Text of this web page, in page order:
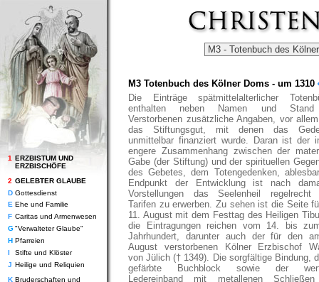
1 ERZBISTUM UND
ERZBISCHÖFE
2 GELEBTER GLAUBE
D Gottesdienst
E Ehe und Familie
F Caritas und Armenwesen
G"Verwalteter Glaube"
H Pfarreien
I
Stifte und Klöster
J Heilige und Reliquien
K Bruderschaften und
M3 Totenbuch des Kölner Doms - um 1310
Die Einträge spätmittelalterlicher
enthalten neben Namen und
Verstorbenen zusätzliche Angaben, vor
das Stiftungsgut, mit denen das
unmittelbar finanziert wurde. Daran ist der
engere Zusammenhang zwischen der
Gabe (der Stiftung) und der spirituellen
des Gebetes, dem Totengedenken,
Endpunkt der Entwicklung ist nach
Vorstellungen das Seelenheil regelrecht
Tarifen zu erwerben. Zu sehen ist die Seite
11. August mit dem Festtag des Heiligen
die Eintragungen reichen vom 14. bis
Jahrhundert, darunter auch der für den
August verstorbenen Kölner Erzbischof
von Jülich († 1349). Die sorgfältige Bindung,
gefärbte Buchblock sowie der
Ledereinband mit metallenen